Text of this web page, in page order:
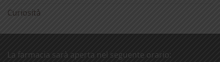
Curiosità
La farmacia sarà aperta nel seguente orario: